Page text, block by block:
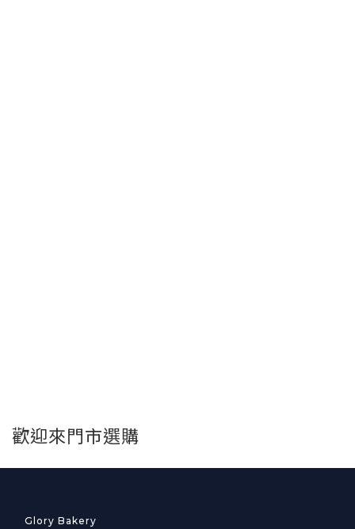
歡迎來門市選購
Glory Bakery